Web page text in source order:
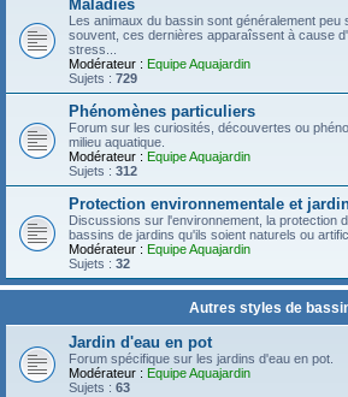
Maladies
Les animaux du bassin sont généralement
souvent, ces dernières apparaîssent à cause
stress...
Modérateur : Equipe Aquajardin
Sujets : 729
Phénomènes particuliers
Forum sur les curiosités, découvertes ou
milieu aquatique.
Modérateur : Equipe Aquajardin
Sujets : 312
Protection environnementale et
Discussions sur l'environnement, la protection
bassins de jardins qu'ils soient naturels ou
Modérateur : Equipe Aquajardin
Sujets : 32
Autres styles de
Jardin d'eau en pot
Forum spécifique sur les jardins d'eau en pot.
Modérateur : Equipe Aquajardin
Sujets : 63